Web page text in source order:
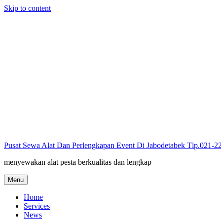
Skip to content
Pusat Sewa Alat Dan Perlengkapan Event Di Jabodetabek Tlp.021-
menyewakan alat pesta berkualitas dan lengkap
Menu
Home
Services
News